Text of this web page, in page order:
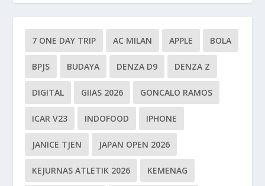
7 ONE DAY TRIP AC MILAN APPLE BOLA
BPJS BUDAYA DENZA D9 DENZA Z
DIGITAL GIIAS 2026 GONCALO RAMOS
ICAR V23 INDOFOOD IPHONE
JANICE TJEN JAPAN OPEN 2026
KEJURNAS ATLETIK 2026 KEMENAG